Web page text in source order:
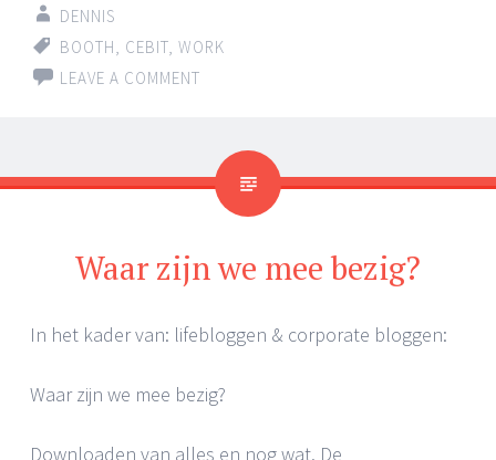
DENNIS
BOOTH, CEBIT, WORK
LEAVE A COMMENT
Waar zijn we mee bezig?
In het kader van: lifebloggen & corporate bloggen:
Waar zijn we mee bezig?
Downloaden van alles en nog wat. De